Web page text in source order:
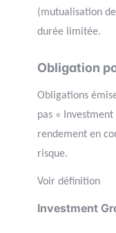
(mutualisation
durée limitée.
Obligation
Obligations
pas «
rendement en
risque.
Voir définition
Investment